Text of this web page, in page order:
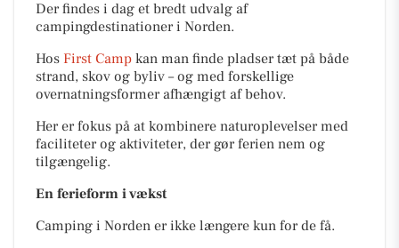
Der findes i dag et bredt udvalg af
campingdestinationer i Norden.
Hos First Camp kan man finde pladser tæt på både
strand, skov og byliv – og med forskellige
overnatningsformer afhængigt af behov.
Her er fokus på at kombinere naturoplevelser med
faciliteter og aktiviteter, der gør ferien nem og
tilgængelig.
En ferieform i vækst
Camping i Norden er ikke længere kun for de få.